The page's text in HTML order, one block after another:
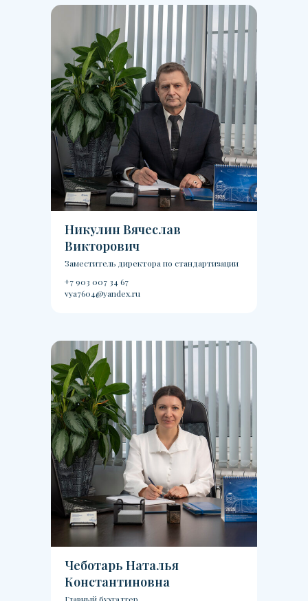
Никулин Вячеслав
Викторович
Заместитель директора по стандартизации
+7 903 007 34 67
vya7604@yandex.ru
Чеботарь Наталья
Константиновна